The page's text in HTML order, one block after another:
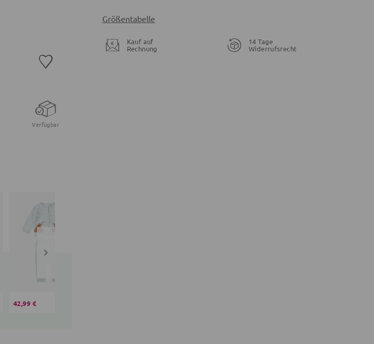
Verfügbar
42,99 €
Größentabelle
Kauf auf
Rechnung
14 Tage
Widerrufsrecht